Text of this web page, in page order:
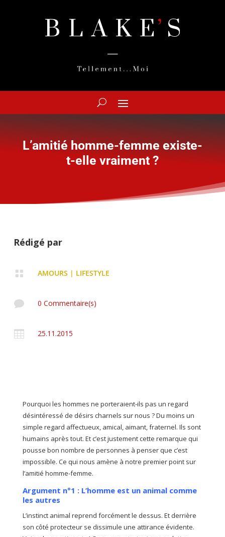
L’amitié homme-femme existe-
t-elle vraiment ?
Rédigé par
 AMOURS | LIFESTYLE
 0 Commentaire(s)
 25.11.2015
Pourquoi les hommes ne porteraient-ils pas un regard
désintéressé de désirs charnels sur nous ? Du moins un
simple regard affectueux, amical, aimant, fraternel. Ils sont
humains après tout. Et c’est justement cette remarque qui
pousse bon nombre de personnes à penser que c’est
impossible. Ce qui nous amène à notre premier point sur
l’amitié homme-femme.
Argument n°1 : L’homme est un animal comme
les autres
L’instinct animal reprend forcément le dessus. Et derrière
son côté protecteur se dissimule une attirance évidente.